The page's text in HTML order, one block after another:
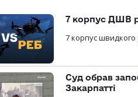
7 корпус ДШВ
7 корпус швидкого
Суд обрав
Закарпатті